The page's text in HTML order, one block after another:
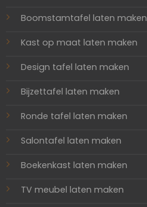
Boomstamtafel laten maken
Kast op maat laten maken
Design tafel laten maken
Bijzettafel laten maken
Ronde tafel laten maken
Salontafel laten maken
Boekenkast laten maken
TV meubel laten maken